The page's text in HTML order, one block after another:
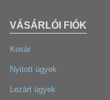
VÁSÁRLÓI FIÓK
Kosár
Nyitott ügyek
Lezárt ügyek